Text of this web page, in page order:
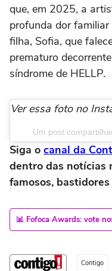
que, em 2025, a
profunda dor
filha, Sofia, que
prematuro
síndrome de HELLP.
Ver essa foto no
Um post
Siga o canal da
dentro das notícias
famosos,
📊 Fofoca Awards: vote
Contigo